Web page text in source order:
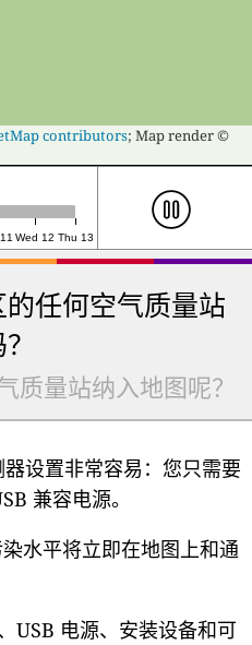
contributors; Map render ©
Wed 12 Thu 13
任何空气质量站
质量站纳入地图呢？
设置非常容易：您只需要
兼容电源。
水平将立即在地图上和通
USB 电源、安装设备和可